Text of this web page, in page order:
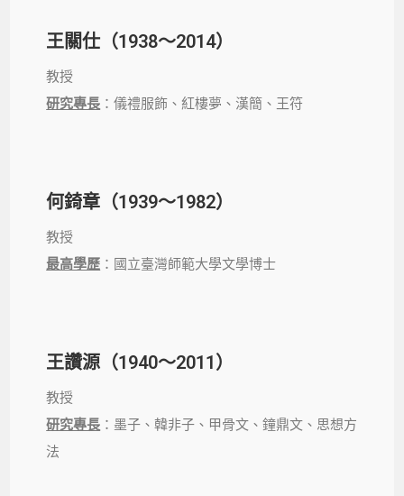
王關仕（1938～2014）
教授
研究專長 ：儀禮服飾、紅樓夢、漢簡、王符
何錡章（1939～1982）
教授
最高學歷 ：國立臺灣師範大學文學博士
王讚源（1940～2011）
教授
研究專長 ：墨子、韓非子、甲骨文、鐘鼎文、思想方
法